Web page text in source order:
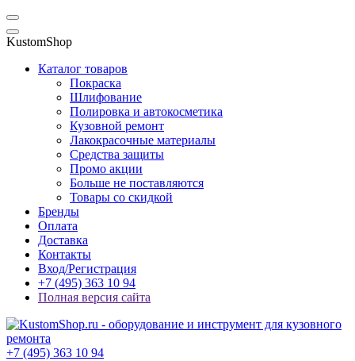
KustomShop
Каталог товаров
Покраска
Шлифование
Полировка и автокосметика
Кузовной ремонт
Лакокрасочные материалы
Средства защиты
Промо акции
Больше не поставляются
Товары со скидкой
Бренды
Оплата
Доставка
Контакты
Вход/Регистрация
+7 (495) 363 10 94
Полная версия сайта
+7 (495) 363 10 94